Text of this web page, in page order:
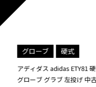
グローブ 硬式
アディダス adidas ETY81
グローブ グラブ 左投げ 中